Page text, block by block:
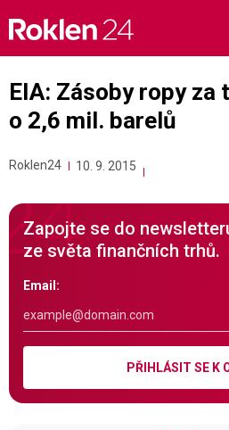
content
EIA: Zásoby ropy za
o 2,6 mil. barelů
Roklen24 10. 9. 2015
Zapojte se do
ze světa finančních trhů.
Email:
PŘIHLÁSIT SE K